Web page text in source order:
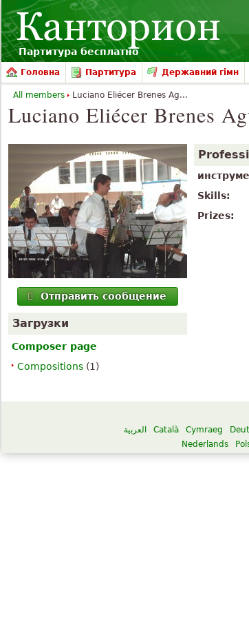
Партитура бесплатно
Головна Партитура Державний гімн
Luciano Eliécer Brenes
Отправить сообщение
Загрузки
Composer page
Compositions (1)
Skills:
Prizes:
All members Luciano Eliécer Brenes Ag...
العربية Català Cymraeg
Nederlands